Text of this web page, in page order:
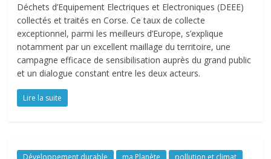
Déchets d’Equipement Electriques et Electroniques (DEEE)
collectés et traités en Corse. Ce taux de collecte
exceptionnel, parmi les meilleurs d’Europe, s’explique
notamment par un excellent maillage du territoire, une
campagne efficace de sensibilisation auprès du grand public
et un dialogue constant entre les deux acteurs.
Lire la suite
Développement durable ma Planète pollution et climat